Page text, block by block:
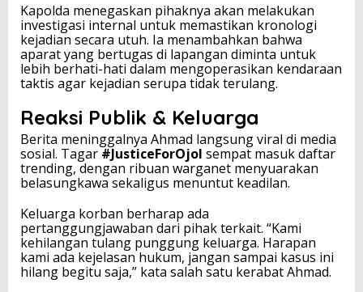
Kapolda menegaskan pihaknya akan melakukan
investigasi internal untuk memastikan kronologi
kejadian secara utuh. Ia menambahkan bahwa
aparat yang bertugas di lapangan diminta untuk
lebih berhati-hati dalam mengoperasikan kendaraan
taktis agar kejadian serupa tidak terulang.
Reaksi Publik & Keluarga
Berita meninggalnya Ahmad langsung viral di media
sosial. Tagar #JusticeForOjol sempat masuk daftar
trending, dengan ribuan warganet menyuarakan
belasungkawa sekaligus menuntut keadilan.
Keluarga korban berharap ada
pertanggungjawaban dari pihak terkait. “Kami
kehilangan tulang punggung keluarga. Harapan
kami ada kejelasan hukum, jangan sampai kasus ini
hilang begitu saja,” kata salah satu kerabat Ahmad.